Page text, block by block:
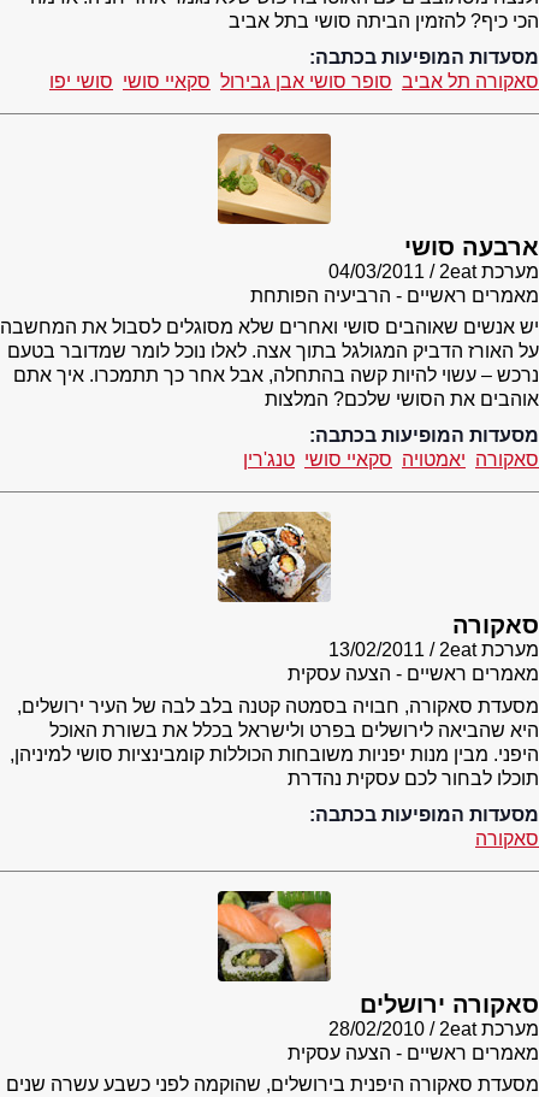
הכי כיף? להזמין הביתה סושי בתל אביב
מסעדות המופיעות בכתבה:
סאקורה תל אביב סופר סושי אבן גבירול סקאיי סושי סושי יפו
ארבעה סושי
מערכת 2eat
04/03/2011
מאמרים ראשיים - הרביעיה הפותחת
יש אנשים שאוהבים סושי ואחרים שלא מסוגלים לסבול את המחשבה
על האורז הדביק המגולגל בתוך אצה. לאלו נוכל לומר שמדובר בטעם
נרכש – עשוי להיות קשה בהתחלה, אבל אחר כך תתמכרו. איך אתם
אוהבים את הסושי שלכם? המלצות
מסעדות המופיעות בכתבה:
סאקורה יאמטויה סקאיי סושי טנג'רין
סאקורה
מערכת 2eat
13/02/2011
מאמרים ראשיים - הצעה עסקית
מסעדת סאקורה, חבויה בסמטה קטנה בלב לבה של העיר ירושלים,
היא שהביאה לירושלים בפרט ולישראל בכלל את בשורת האוכל
היפני. מבין מנות יפניות משובחות הכוללות קומבינציות סושי למיניהן,
תוכלו לבחור לכם עסקית נהדרת
מסעדות המופיעות בכתבה:
סאקורה
סאקורה ירושלים
מערכת 2eat
28/02/2010
מאמרים ראשיים - הצעה עסקית
מסעדת סאקורה היפנית בירושלים, שהוקמה לפני כשבע עשרה שנים